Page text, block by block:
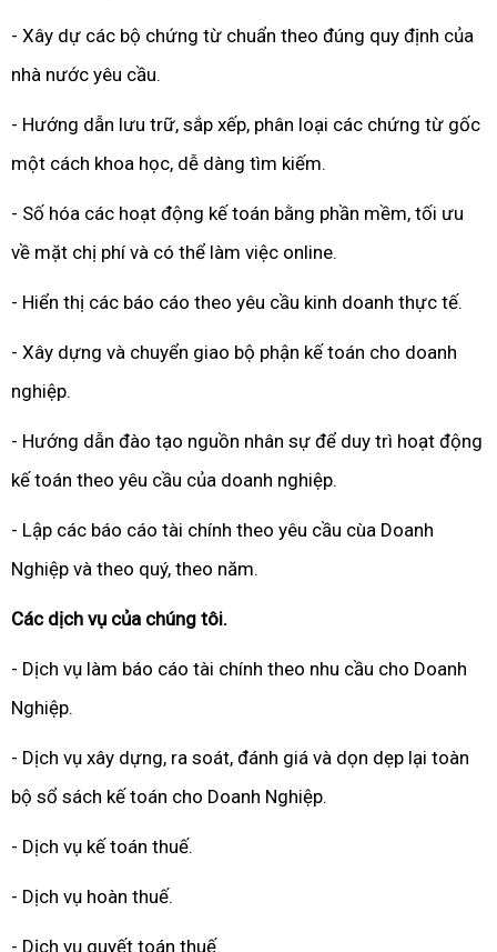
- Xây dự các bộ chứng từ chuẩn theo đúng quy định của
nhà nước yêu cầu.
- Hướng dẫn lưu trữ, sắp xếp, phân loại các chứng từ gốc
một cách khoa học, dễ dàng tìm kiếm.
- Số hóa các hoạt động kế toán bằng phần mềm, tối ưu
về mặt chị phí và có thể làm việc online.
- Hiển thị các báo cáo theo yêu cầu kinh doanh thực tế.
- Xây dựng và chuyển giao bộ phận kế toán cho doanh
nghiệp.
- Hướng dẫn đào tạo nguồn nhân sự để duy trì hoạt động
kế toán theo yêu cầu của doanh nghiệp.
- Lập các báo cáo tài chính theo yêu cầu cùa Doanh
Nghiệp và theo quý, theo năm.
Các dịch vụ của chúng tôi.
- Dịch vụ làm báo cáo tài chính theo nhu cầu cho Doanh
Nghiệp.
- Dịch vụ xây dựng, ra soát, đánh giá và dọn dẹp lại toàn
bộ sổ sách kế toán cho Doanh Nghiệp.
- Dịch vụ kế toán thuế.
- Dịch vụ hoàn thuế.
- Dịch vụ quyết toán thuế.